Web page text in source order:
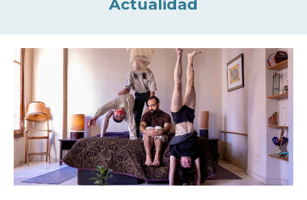
Actualidad